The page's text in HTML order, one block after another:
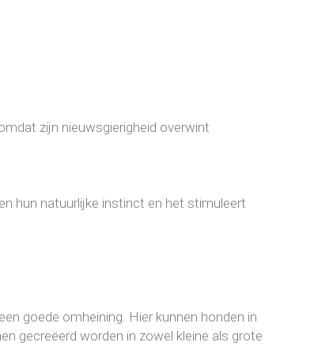
zijn nieuwsgierigheid overwint
hun natuurlijke instinct en het stimuleert
goede omheining. Hier kunnen honden in
gecreëerd worden in zowel kleine als grote